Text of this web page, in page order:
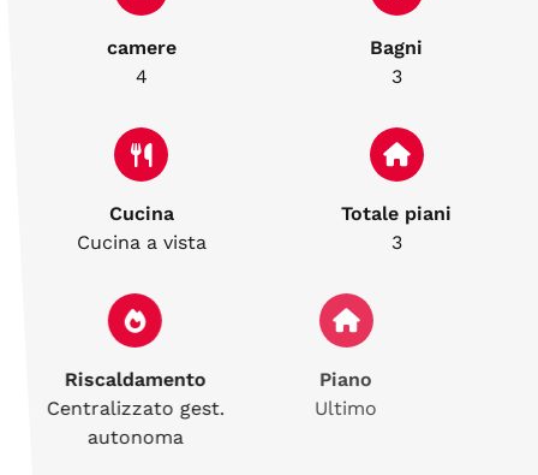
camere
4
Bagni
3
Cucina
Cucina a vista
Totale piani
3
Riscaldamento
Centralizzato gest.
autonoma
Piano
Ultimo